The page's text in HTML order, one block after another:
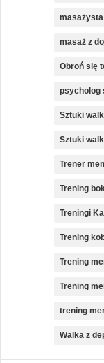
masaż z
Obroń się
psycholog
Sztuki
Sztuki
Trener
Trening
Treningi
Trening
Trening
Trening
trening
Walka z